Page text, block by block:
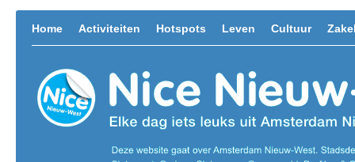
Home Activiteiten Hotspots Leven Cultuur